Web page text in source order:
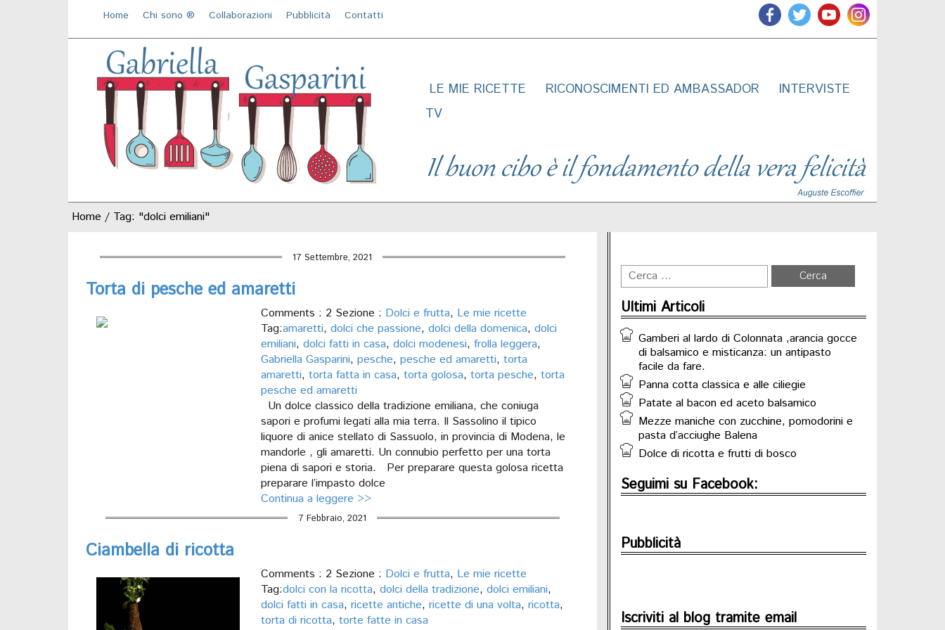
Home Chi sono ®️ Collaborazioni Pubblicità Contatti
LE MIE RICETTE RICONOSCIMENTI ED AMBASSADOR
INTERVISTE
TV
Home / Tag: "dolci emiliani"
17 Settembre, 2021
Torta di pesche ed amaretti
Comments : 2 Sezione : Dolci e frutta, Le mie ricette
Tag:amaretti, dolci che passione, dolci della domenica, dolci
emiliani, dolci fatti in casa, dolci modenesi, frolla leggera,
Gabriella Gasparini, pesche, pesche ed amaretti, torta
amaretti, torta fatta in casa, torta golosa, torta pesche, torta
pesche ed amaretti
Un dolce classico della tradizione emiliana, che coniuga
sapori e profumi legati alla mia terra. Il Sassolino il tipico
liquore di anice stellato di Sassuolo, in provincia di Modena, le
mandorle , gli amaretti. Un connubio perfetto per una torta
piena di sapori e storia. Per preparare questa golosa ricetta
preparare l’impasto dolce
Continua a leggere >>
7 Febbraio, 2021
Ciambella di ricotta
Comments : 2 Sezione : Dolci e frutta, Le mie ricette
Tag:dolci con la ricotta, dolci della tradizione, dolci emiliani,
dolci fatti in casa, ricette antiche, ricette di una volta, ricotta,
torta di ricotta, torte fatte in casa
Ultimi Articoli
Gamberi al lardo di Colonnata ,arancia gocce
di balsamico e misticanza: un antipasto
facile da fare.
Panna cotta classica e alle ciliegie
Patate al bacon ed aceto balsamico
Mezze maniche con zucchine, pomodorini e
pasta d’acciughe Balena
Dolce di ricotta e frutti di bosco
Seguimi su Facebook:
Pubblicità
Iscriviti al blog tramite email